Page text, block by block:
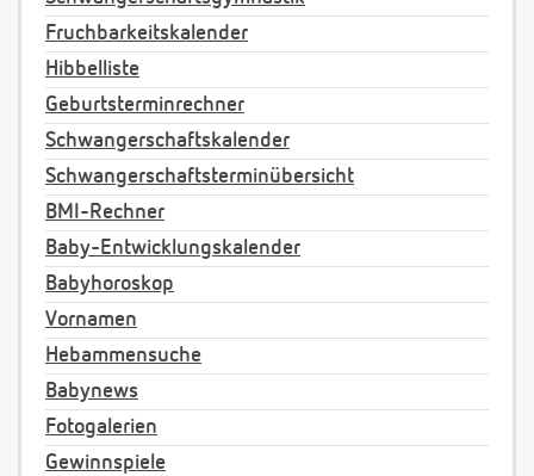
Fruchbarkeitskalender
Hibbelliste
Geburtsterminrechner
Schwangerschaftskalender
Schwangerschaftsterminübersicht
BMI-Rechner
Baby-Entwicklungskalender
Babyhoroskop
Vornamen
Hebammensuche
Babynews
Fotogalerien
Gewinnspiele